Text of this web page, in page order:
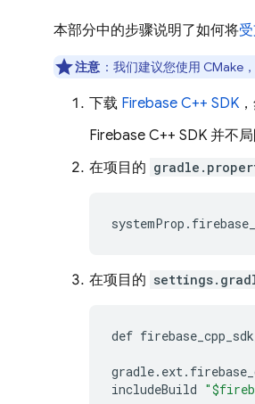
本部分中的步骤说明了如何将
注意 ： 我们建议您使用 CMake
下载 Firebase C++ SDK
Firebase C++ SDK 并不
在项目的
systemProp .
在项目的
def
gradle. ext.
includeBuild